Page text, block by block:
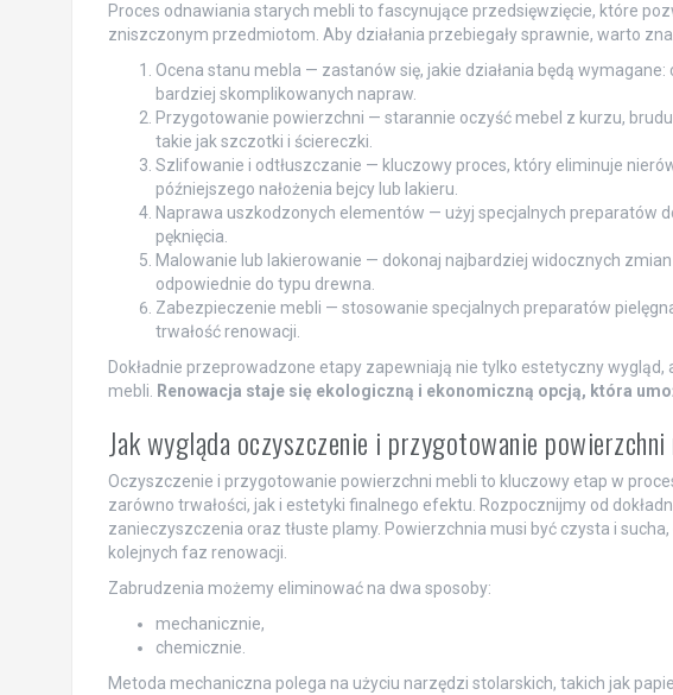
Proces odnawiania starych mebli to fascynujące przedsięwzięcie, które
zniszczonym przedmiotom. Aby działania przebiegały sprawnie, warto
Ocena stanu mebla — zastanów się, jakie działania będą
bardziej skomplikowanych napraw.
Przygotowanie powierzchni — starannie oczyść mebel z kurzu,
takie jak szczotki i ściereczki.
Szlifowanie i odtłuszczanie — kluczowy proces, który eliminuje
późniejszego nałożenia bejcy lub lakieru.
Naprawa uszkodzonych elementów — użyj specjalnych preparatów
pęknięcia.
Malowanie lub lakierowanie — dokonaj najbardziej widocznych
odpowiednie do typu drewna.
Zabezpieczenie mebli — stosowanie specjalnych preparatów
trwałość renowacji.
Dokładnie przeprowadzone etapy zapewniają nie tylko estetyczny
mebli.
Renowacja staje się ekologiczną i ekonomiczną opcją, która
Jak wygląda oczyszczenie i przygotowanie
Oczyszczenie i przygotowanie powierzchni mebli to kluczowy etap w
zarówno trwałości, jak i estetyki finalnego efektu. Rozpocznijmy od
zanieczyszczenia oraz tłuste plamy. Powierzchnia musi być czysta i
kolejnych faz renowacji.
Zabrudzenia możemy eliminować na dwa sposoby:
mechanicznie,
chemicznie.
Metoda mechaniczna polega na użyciu narzędzi stolarskich, takich jak